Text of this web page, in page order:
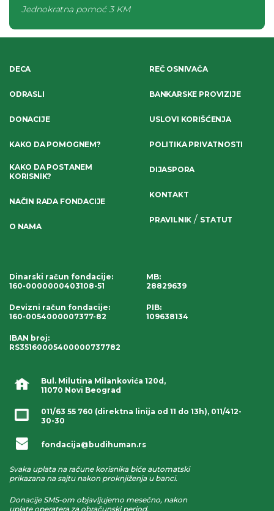
Jednokratna pomoć3 KM
Bul. Milutina Milankovića 120d,
11070 Novi Beograd
011/63 55 760 (direktna linija od 11 do 13h), 011/412-
30-30
fondacija@budihuman.rs
Svaka uplata na račune korisnika biće automatski
prikazana na sajtu nakon proknjiženja u banci.
Donacije SMS-om objavljujemo mesečno, nakon
uplate operatera za obračunski period.
DECA
ODRASLI
DONACIJE
KAKO DA POMOGNEM?
KAKO DA POSTANEM
KORISNIK?
NAČIN RADA FONDACIJE
O NAMA
REČ OSNIVAČA
BANKARSKE PROVIZIJE
USLOVI KORIŠĆENJA
POLITIKA PRIVATNOSTI
DIJASPORA
KONTAKT
PRAVILNIK / STATUT
Dinarski račun fondacije:
160-0000000403108-51
Devizni račun fondacije:
160-0054000007377-82
IBAN broj:
RS35160005400000737782
MB:
28829639
PIB:
109638134